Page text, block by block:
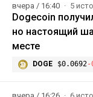
вчера / 16:40 5
Dogecoin
но настоящий
месте
DOGE $0.0692-